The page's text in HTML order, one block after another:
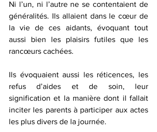
Ni l’un, ni l’autre ne se contentaient de
généralités. Ils allaient dans le cœur de
la vie de ces aidants, évoquant tout
aussi bien les plaisirs futiles que les
rancœurs cachées.
Ils évoquaient aussi les réticences, les
refus d’aides et de soin, leur
signification et la manière dont il fallait
inciter les parents à participer aux actes
les plus divers de la journée.